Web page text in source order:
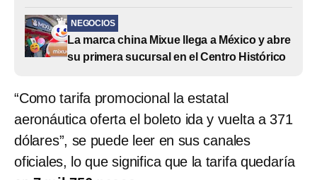
NEGOCIOS
La marca china Mixue llega a México y abre
su primera sucursal en el Centro Histórico
“Como tarifa promocional la estatal
aeronáutica oferta el boleto ida y vuelta a 371
dólares”, se puede leer en sus canales
oficiales, lo que significa que la tarifa quedaría